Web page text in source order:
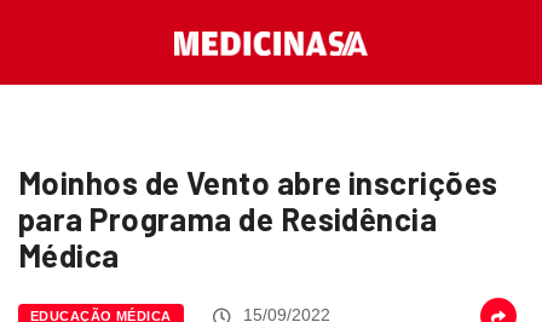
Moinhos de Vento abre inscrições
para Programa de Residência
Médica
EDUCAÇÃO MÉDICA 15/09/2022